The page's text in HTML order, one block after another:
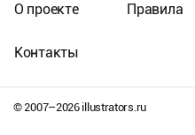
© 2007–2026illustrators.ru
О проекте Правила
Контакты